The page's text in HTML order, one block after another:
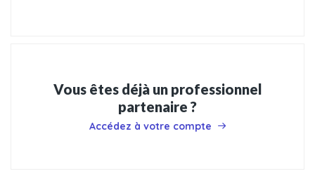
Vous êtes déjà un professionnel
partenaire ?
Accédez à votre compte